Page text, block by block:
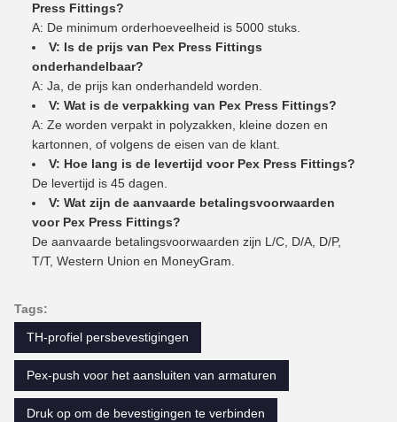
Press Fittings?
A: De minimum orderhoeveelheid is 5000 stuks.
V: Is de prijs van Pex Press Fittings
onderhandelbaar?
A: Ja, de prijs kan onderhandeld worden.
V: Wat is de verpakking van Pex Press Fittings?
A: Ze worden verpakt in polyzakken, kleine dozen en
kartonnen, of volgens de eisen van de klant.
V: Hoe lang is de levertijd voor Pex Press Fittings?
De levertijd is 45 dagen.
V: Wat zijn de aanvaarde betalingsvoorwaarden
voor Pex Press Fittings?
De aanvaarde betalingsvoorwaarden zijn L/C, D/A, D/P,
T/T, Western Union en MoneyGram.
Tags:
TH-profiel persbevestigingen
Pex-push voor het aansluiten van armaturen
Druk op om de bevestigingen te verbinden